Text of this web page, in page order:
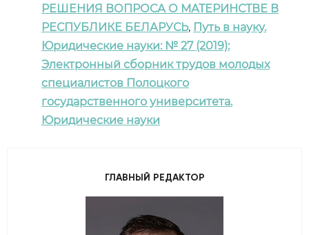
РЕШЕНИЯ ВОПРОСА О МАТЕРИНСТВЕ В
РЕСПУБЛИКЕ БЕЛАРУСЬ, Путь в науку.
Юридические науки: № 27 (2019):
Электронный сборник трудов молодых
специалистов Полоцкого
государственного университета.
Юридические науки
ГЛАВНЫЙ РЕДАКТОР